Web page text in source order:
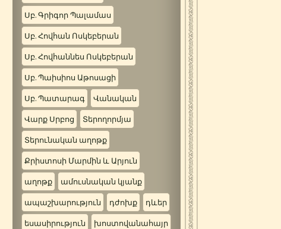
Սբ. Գրիգոր Պալամաս
Սբ. Հովհան Ոսկեբերան
Սբ. Հովհաննես Ոսկեբերան
Սբ. Պաիսիոս Աթոսացի
Սբ. Պատարագ Վանական
Վարք Սրբոց Տերողորմյա
Տերունական աղոթք
Քրիստոսի Մարմին և Արյուն
աղոթք ամուսնական կյանք
ապաշխարություն դժոխք դևեր
եսասիրություն խոստովանահայր